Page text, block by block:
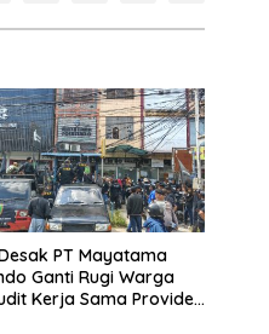
PT Mayatama
Ganti Rugi Warga
Kerja Sama Provider